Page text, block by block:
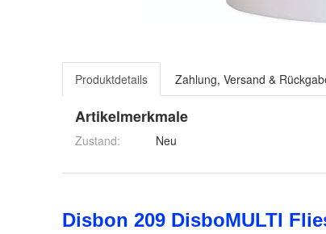
Produktdetails Zahlung, Versand &
Artikelmerkmale
Zustand: Neu